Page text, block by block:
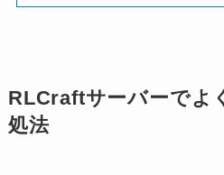
RLCraftサーバーでよ
処法